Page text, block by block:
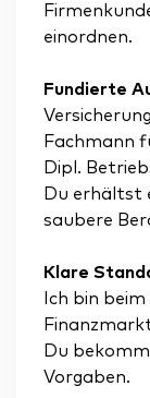
einordnen.
Fundierte
Fachmann
Dipl.
Du erhältst
saubere
Klare
Ich bin
Du
Vorgaben.